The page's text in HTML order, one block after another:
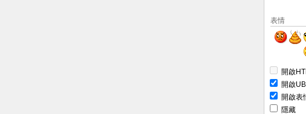
表情
開啟
開啟
開啟表
隱藏